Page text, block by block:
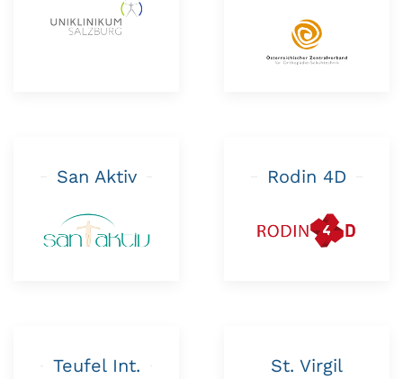
San Aktiv Rodin 4D
Teufel Int.
St. Virgil